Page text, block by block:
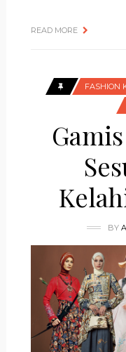
READ MORE
FASHION
BY